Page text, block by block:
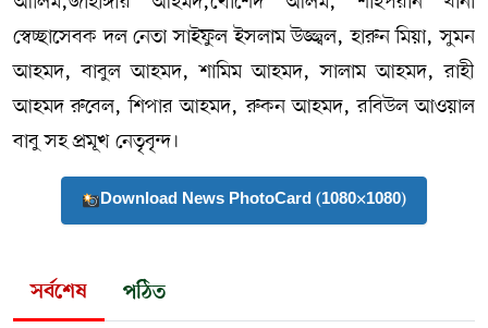
স্বেচ্ছাসেবক দল নেতা সাইফুল ইসলাম উজ্জ্বল, হারুন মিয়া, সুমন
আহমদ, বাবুল আহমদ, শামিম আহমদ, সালাম আহমদ, রাহী
আহমদ রুবেল, শিপার আহমদ, রুকন আহমদ, রবিউল আওয়াল
বাবু সহ প্রমূখ নেতৃবৃন্দ।
Download News PhotoCard (1080×1080)
সর্বশেষ পঠিত